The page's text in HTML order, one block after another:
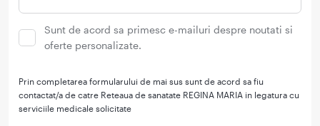
Sunt de acord sa primesc e-mailuri despre noutati si
oferte personalizate.
Prin completarea formularului de mai sus sunt de acord sa fiu
contactat/a de catre Reteaua de sanatate REGINA MARIA in legatura cu
serviciile medicale solicitate